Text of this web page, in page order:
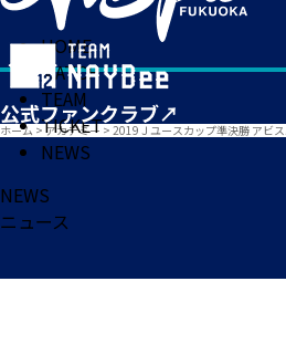
HOME
MATCH
TEAM
TICKET
NEWS
ホーム > アカデミー > 2019Ｊユースカップ準決勝 アビ
NEWS
ニュース